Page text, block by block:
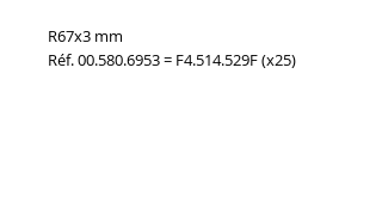
R67x3 mm
Réf. 00.580.6953 = F4.514.529F (x25)